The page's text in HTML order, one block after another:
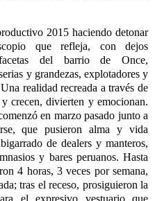
2015 haciendo detonar
que refleja, con dejos
del barrio de Once,
y grandezas, explotadores y
realidad recreada a través de
crecen, divierten y emocionan.
en marzo pasado junto a
que pusieron alma y vida
de dealers y manteros,
y bares peruanos. Hasta
4 horas, 3 veces por semana,
tras el receso, prosiguieron la
el expresivo vestuario que